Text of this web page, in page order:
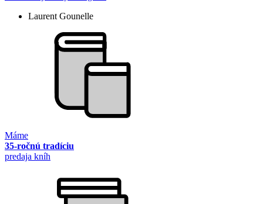
Laurent Gounelle
Máme
35-ročnú tradíciu
predaja kníh